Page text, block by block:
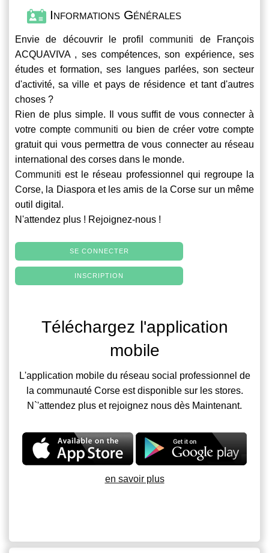
Informations Générales
Envie de découvrir le profilcommuniti de François
ACQUAVIVA , ses compétences, son expérience, ses
études et formation, ses langues parlées, son secteur
d'activité, sa ville et pays de résidence et tant d'autres
choses ?
Rien de plus simple. Il vous suffit de vous connecter à
votre compte communiti ou bien de créer votre compte
gratuit qui vous permettra de vous connecter au réseau
international des corses dans le monde.
Communiti est le réseau professionnel qui regroupe la
Corse, la Diaspora et les amis de la Corse sur un même
outil digital.
N'attendez plus ! Rejoignez-nous !
SE CONNECTER
INSCRIPTION
Téléchargez l'application
mobile
L'application mobile du réseau social professionnel de
la communauté Corse est disponible sur les stores.
N`'attendez plus et rejoignez nous dès Maintenant.
en savoir plus